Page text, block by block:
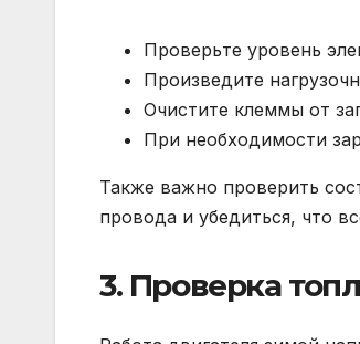
Проверьте уровень
Произведите
Очистите клеммы от
При необходимости
Также важно проверить
провода и убедиться, что
3. Проверка